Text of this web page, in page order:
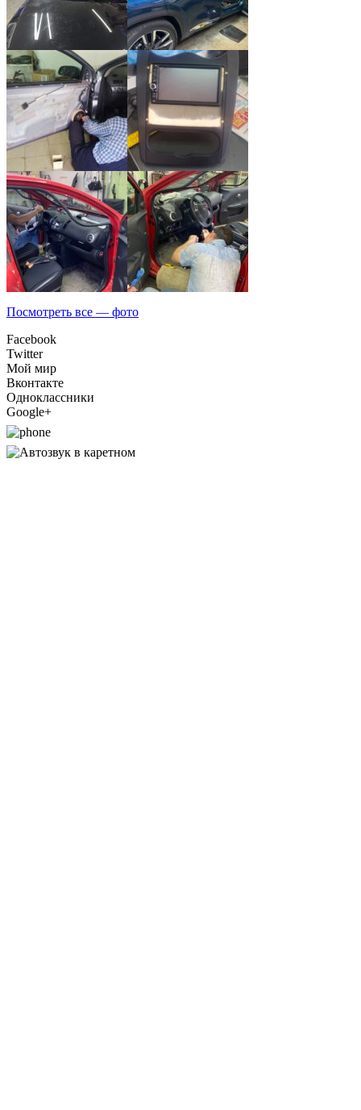
Посмотреть все — фото
Facebook
Twitter
Мой мир
Вконтакте
Одноклассники
Google+